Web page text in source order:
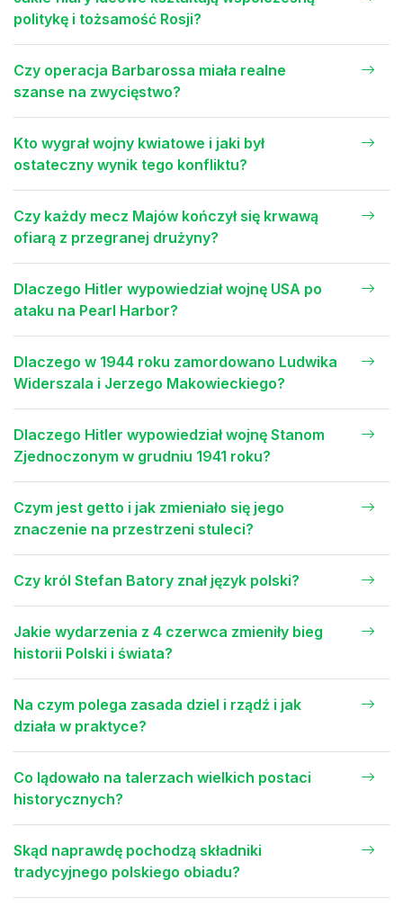
politykę i tożsamość Rosji?
Czy operacja Barbarossa miała realne
szanse na zwycięstwo?
Kto wygrał wojny kwiatowe i jaki był
ostateczny wynik tego konfliktu?
Czy każdy mecz Majów kończył się krwawą
ofiarą z przegranej drużyny?
Dlaczego Hitler wypowiedział wojnę USA po
ataku na Pearl Harbor?
Dlaczego w 1944 roku zamordowano Ludwika
Widerszala i Jerzego Makowieckiego?
Dlaczego Hitler wypowiedział wojnę Stanom
Zjednoczonym w grudniu 1941 roku?
Czym jest getto i jak zmieniało się jego
znaczenie na przestrzeni stuleci?
Czy król Stefan Batory znał język polski?
Jakie wydarzenia z 4 czerwca zmieniły bieg
historii Polski i świata?
Na czym polega zasada dziel i rządź i jak
działa w praktyce?
Co lądowało na talerzach wielkich postaci
historycznych?
Skąd naprawdę pochodzą składniki
tradycyjnego polskiego obiadu?